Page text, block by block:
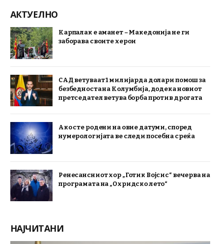
АКТУЕЛНО
Карпалак е аманет – Македонија не ги
заборава своите херои
САД ветуваат 1 милијарда долари помош за
безбедноста на Колумбија, додека новиот
претседател ветува борба против дрогата
Ако сте родени на овие датуми, според
нумерологијата ве следи посебна среќа
Ренесансниот хор „Готик Војсис“ вечерва на
програмата на „Охридско лето“
НАЈЧИТАНИ